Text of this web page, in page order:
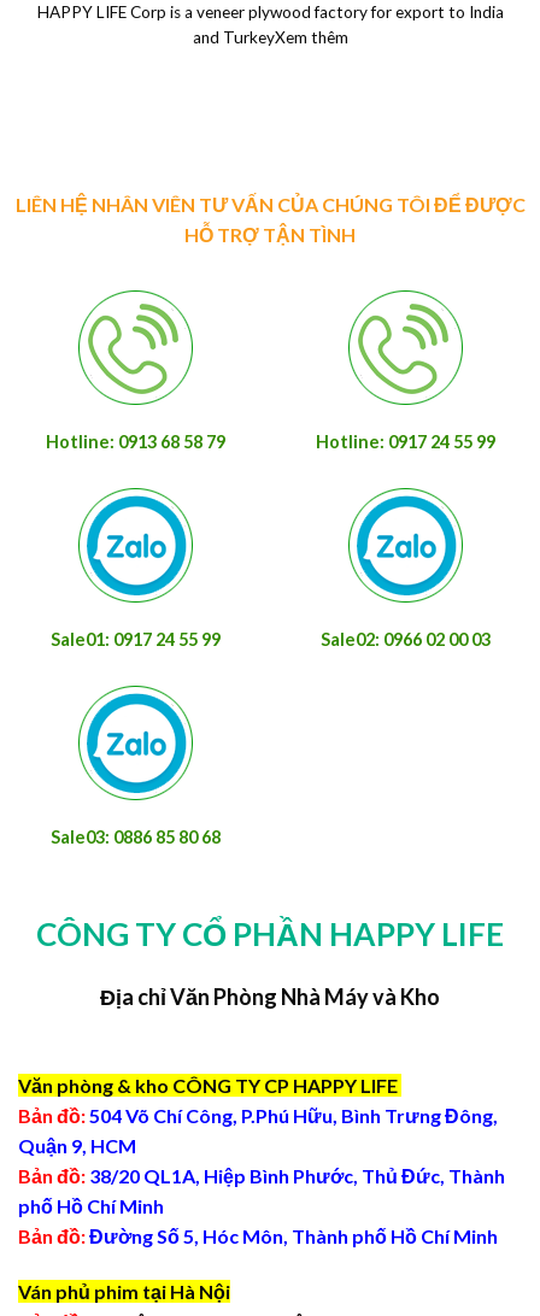
Laminated Wood, LVL Laminated Veneer Lumber, LVL
Vietnam, LVL Timber, Vietnam plywood exportXem thêm
LIÊN HỆ NHÂN VIÊN TƯ VẤN CỦA CHÚNG TÔI ĐỂ ĐƯỢC
HỖ TRỢ TẬN TÌNH
Hotline: 0913 68 58 79 Hotline: 0917 24 55 99
Sale01: 0917 24 55 99 Sale02: 0966 02 00 03
Sale03: 0886 85 80 68
CÔNG TY CỔ PHẦN HAPPY LIFE
Địa chỉ Văn Phòng Nhà Máy và Kho
Văn phòng & kho CÔNG TY CP HAPPY LIFE
Bản đồ:504 Võ Chí Công, P.Phú Hữu, Bình Trưng Đông,
Quận 9, HCM
Bản đồ: 38/20 QL1A, Hiệp Bình Phước, Thủ Đức, Thành
phố Hồ Chí Minh
Bản đồ:Đường Số 5, Hóc Môn, Thành phố Hồ Chí Minh
Ván phủ phim tại Hà Nội